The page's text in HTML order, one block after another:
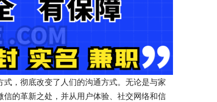
，彻底改变了人们的沟通方式。无论是与家
的革新之处，并从用户体验、社交网络和信